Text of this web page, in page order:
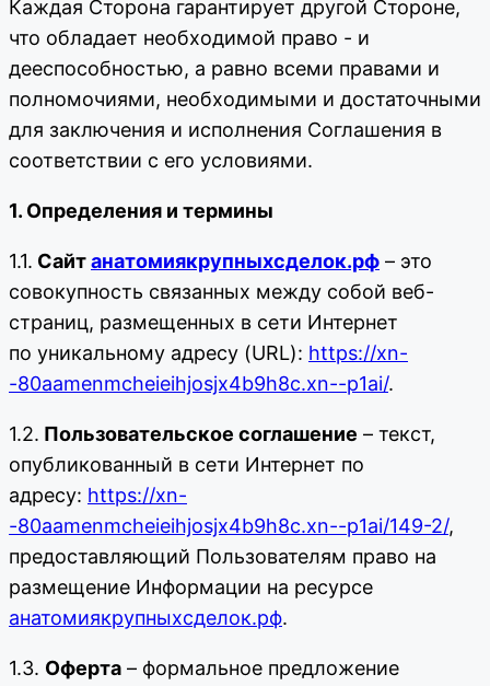
Каждая Сторона гарантирует другой Стороне,
что обладает необходимой право - и
дееспособностью, а равно всеми правами и
полномочиями, необходимыми и достаточными
для заключения и исполнения Соглашения в
соответствии с его условиями.
1. Определения и термины
1.1. Сайтанатомиякрупныхсделок.рф – это
совокупность связанных между собой веб-
страниц, размещенных в сети Интернет
по уникальному адресу (URL): https://xn-
-80aamenmcheieihjosjx4b9h8c.xn--p1ai/.
1.2. Пользовательское соглашение – текст,
опубликованный в сети Интернет по
адресу: https://xn-
-80aamenmcheieihjosjx4b9h8c.xn--p1ai/149-2/,
предоставляющий Пользователям право на
размещение Информации на ресурсе
анатомиякрупныхсделок.рф.
1.3. Оферта – формальное предложение